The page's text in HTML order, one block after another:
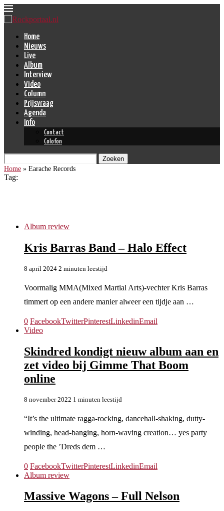
Home
Nieuws
Live
Album
Interview
Video
Column
Prijsvraag
Agenda
Info
Contact
Colofon
Zoeken
Home » Earache Records
Tag:
Album review
Kris Barras Band – Halo Effect
8 april 2024 2 minuten leestijd
Voormalig MMA(Mixed Martial Arts)-vechter Kris Barras
timmert op een andere manier alweer een tijdje aan …
0 FacebookTwitterPinterestLinkedinEmail
Video
Skindred kondigt nieuw album aan en
zet video bij Gimme That Boom
online
8 november 2022 1 minuten leestijd
“It’s the ultimate ragga-rocking, dancehall-shaking, dutty-
winding, head-banging, horn-waving creation… yes party
people the ’Dreds dem …
0 FacebookTwitterPinterestLinkedinEmail
Album review
Massive Wagons – Full Nelson